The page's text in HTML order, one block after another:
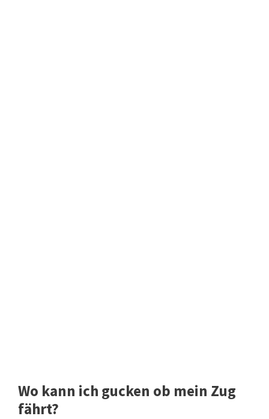
Wo kann ich gucken ob mein Zug
fährt?